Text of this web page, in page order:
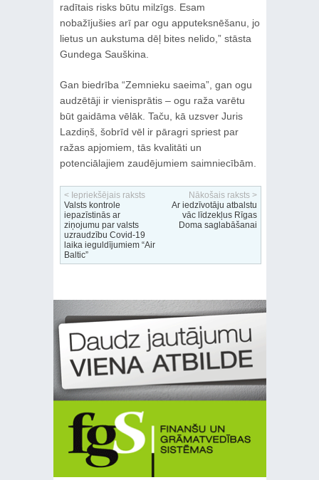
radītais risks būtu milzīgs. Esam
nobažījušies arī par ogu apputeksnēšanu, jo
lietus un aukstuma dēļ bites nelido,” stāsta
Gundega Sauškina.
Gan biedrība “Zemnieku saeima”, gan ogu
audzētāji ir vienisprātis – ogu raža varētu
būt gaidāma vēlāk. Taču, kā uzsver Juris
Lazdiņš, šobrīd vēl ir pāragri spriest par
ražas apjomiem, tās kvalitāti un
potenciālajiem zaudējumiem saimniecībām.
< Iepriekšējais raksts
Valsts kontrole
iepazīstinās ar
ziņojumu par valsts
uzraudzību Covid-19
laika ieguldījumiem “Air
Baltic”
Nākošais raksts >
Ar iedzīvotāju atbalstu
vāc līdzekļus Rīgas
Doma saglabāšanai